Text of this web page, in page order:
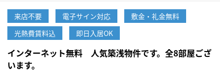
来店不要 電子サイン対応
敷金・礼金無料
光熱費賃料込
即日入居OK
インターネット無料 人気築浅物件です。全8部屋ござ
います。